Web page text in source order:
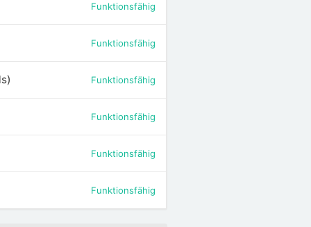
Funktionsfähig
Funktionsfähig
Funktionsfähig
Funktionsfähig
Funktionsfähig
Funktionsfähig